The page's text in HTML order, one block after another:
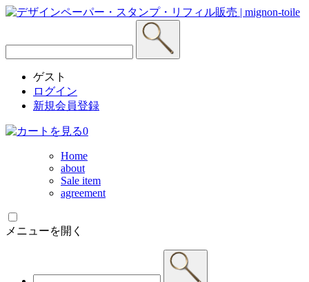
ゲスト
ログイン
新規会員登録
0
Home
about
Sale item
agreement
メニューを開く